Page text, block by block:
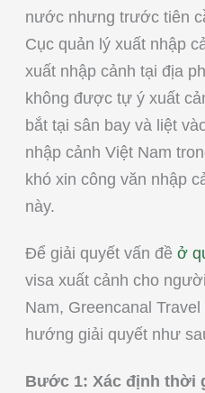
nước nhưng trước tiên
Cục quản lý xuất nhập
xuất nhập cảnh tại địa
không được tự ý xuất
bắt tại sân bay và liệt
nhập cảnh Việt Nam
khó xin công văn nhập
này.
Để giải quyết vấn đề ở
visa xuất cảnh cho
Nam, Greencanal
hướng giải quyết như
Bước 1: Xác định thời